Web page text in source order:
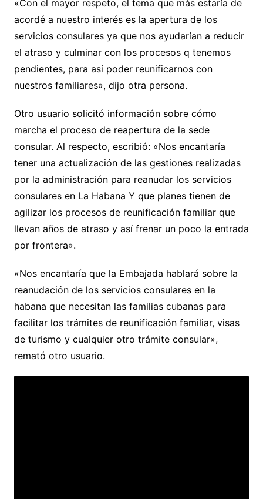
«Con el mayor respeto, el tema que más estaría de
acordé a nuestro interés es la apertura de los
servicios consulares ya que nos ayudarían a reducir
el atraso y culminar con los procesos q tenemos
pendientes, para así poder reunificarnos con
nuestros familiares», dijo otra persona.
Otro usuario solicitó información sobre cómo
marcha el proceso de reapertura de la sede
consular. Al respecto, escribió: «Nos encantaría
tener una actualización de las gestiones realizadas
por la administración para reanudar los servicios
consulares en La Habana Y que planes tienen de
agilizar los procesos de reunificación familiar que
llevan años de atraso y así frenar un poco la entrada
por frontera».
«Nos encantaría que la Embajada hablará sobre la
reanudación de los servicios consulares en la
habana que necesitan las familias cubanas para
facilitar los trámites de reunificación familiar, visas
de turismo y cualquier otro trámite consular»,
remató otro usuario.